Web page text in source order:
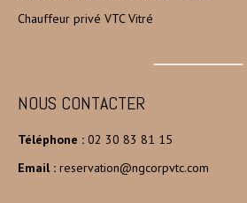
Chauffeur privé VTC Vitré
NOUS CONTACTER
Téléphone : 02 30 83 81 15
Email : reservation@ngcorpvtc.com